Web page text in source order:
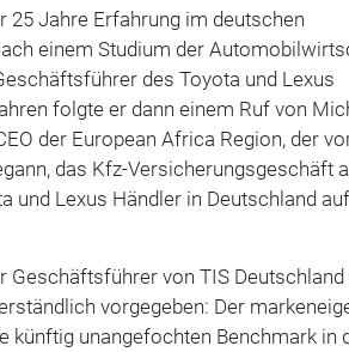
25 Jahre Erfahrung im deutschen
einem Studium der
des Toyota und Lexus
folgte er dann einem Ruf von
der European Africa Region, der
das Kfz-Versicherungsgeschäft
und Lexus Händler in Deutschland
Geschäftsführer von TIS
vorgegeben: Der
künftig unangefochten Benchmark in